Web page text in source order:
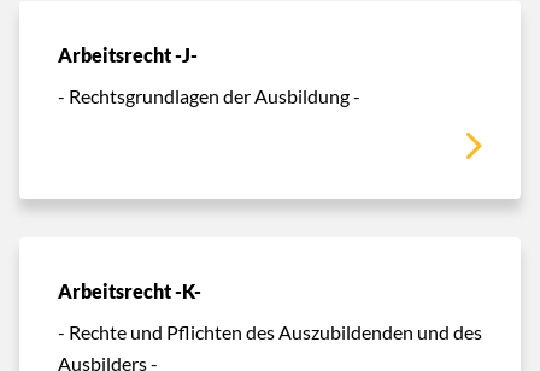
Arbeitsrecht -J-
- Rechtsgrundlagen der Ausbildung -
Arbeitsrecht -K-
- Rechte und Pflichten des Auszubildenden und des
Ausbilders -